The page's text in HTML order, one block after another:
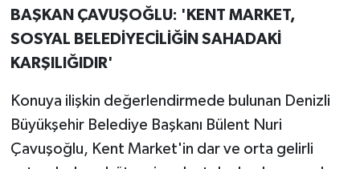
BAŞKAN ÇAVUŞOĞLU: 'KENT MARKET,
SOSYAL BELEDİYECİLİĞİN SAHADAKİ
KARŞILIĞIDIR'
Konuya ilişkin değerlendirmede bulunan Denizli
Büyükşehir Belediye Başkanı Bülent Nuri
Çavuşoğlu, Kent Market'in dar ve orta gelirli